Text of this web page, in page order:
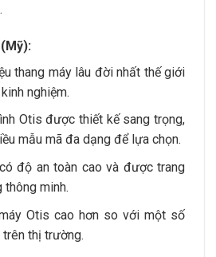
thang máy lâu đời nhất thế giới
nghiệm.
Otis được thiết kế sang trọng,
mẫu mã đa dạng để lựa chọn.
độ an toàn cao và được trang
thông minh.
Otis cao hơn so với một số
thị trường.